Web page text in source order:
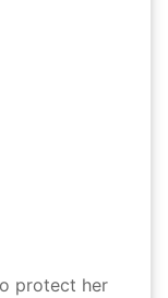
protect her